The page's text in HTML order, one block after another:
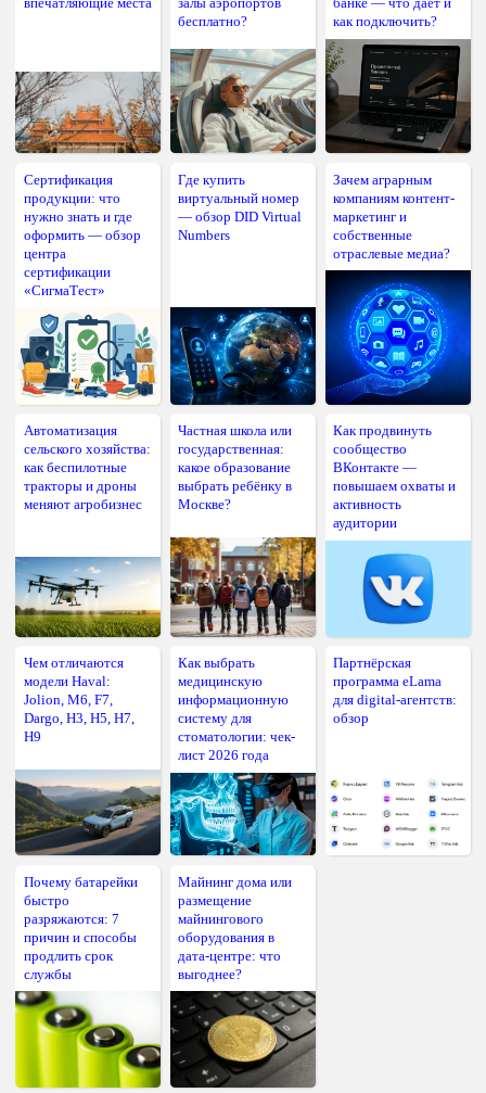
бесплатно?
как подключить?
Сертификация
продукции: что
нужно знать и где
оформить — обзор
центра
сертификации
«СигмаТест»
Где купить
виртуальный номер
— обзор DID Virtual
Numbers
Зачем аграрным
компаниям контент-
маркетинг и
собственные
отраслевые медиа?
Автоматизация
сельского хозяйства:
как беспилотные
тракторы и дроны
меняют агробизнес
Частная школа или
государственная:
какое образование
выбрать ребёнку в
Москве?
Как продвинуть
сообщество
ВКонтакте —
повышаем охваты и
активность
аудитории
Чем отличаются
модели Haval:
Jolion, M6, F7,
Dargo, H3, H5, H7,
H9
Как выбрать
медицинскую
информационную
систему для
стоматологии: чек-
лист 2026 года
Партнёрская
программа eLama
для digital-агентств:
обзор
Почему батарейки
быстро
разряжаются: 7
причин и способы
продлить срок
службы
Майнинг дома или
размещение
майнингового
оборудования в
дата-центре: что
выгоднее?